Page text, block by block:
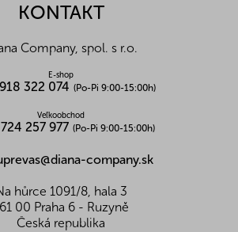
KONTAKT
Company, spol. s r.o.
E-shop
322 074 (Po-Pi 9:00-15:00h)
Veľkoobchod
257 977 (Po-Pi 9:00-15:00h)
company.sk
hůrce 1091/8, hala 3
00 Praha 6 - Ruzyně
Česká republika